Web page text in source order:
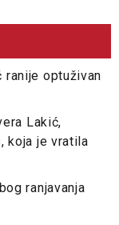
ranije optuživan
Lakić,
koja je vratila
ranjavanja